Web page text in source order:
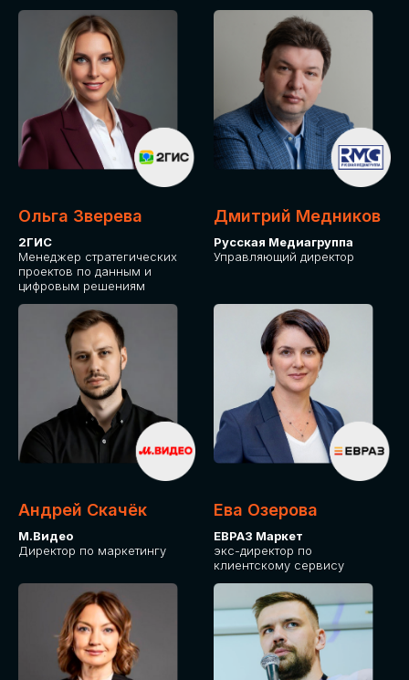
Ольга Зверева
2ГИС
Менеджер стратегических
проектов по данным и
цифровым решениям
Дмитрий Медников
Русская Медиагруппа
Управляющий директор
Андрей Скачёк
М.Видео
Директор по маркетингу
Ева Озерова
ЕВРАЗ Маркет
экс-директор по
клиентскому сервису